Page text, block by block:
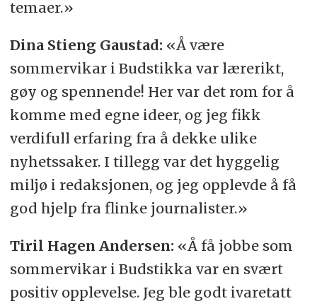
temaer.»
Dina Stieng Gaustad: «Å være
sommervikar i Budstikka var lærerikt,
gøy og spennende! Her var det rom for å
komme med egne ideer, og jeg fikk
verdifull erfaring fra å dekke ulike
nyhetssaker. I tillegg var det hyggelig
miljø i redaksjonen, og jeg opplevde å få
god hjelp fra flinke journalister.»
Tiril Hagen Andersen: «Å få jobbe som
sommervikar i Budstikka var en svært
positiv opplevelse. Jeg ble godt ivaretatt